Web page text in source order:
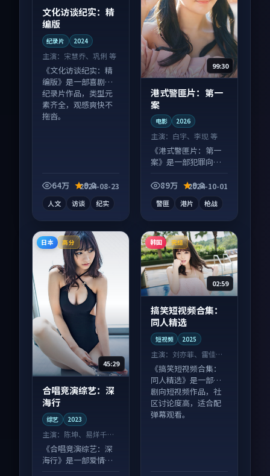
文化访谈纪实：精
编版
纪录片 2024
主演： 宋慧乔、巩俐 等
《文化访谈纪实：精
编版》是一部喜剧向
纪录片作品，类型元
素齐全，观感爽快不
拖沓。
64万 9.8
2024-08-23
人文 访谈 纪实
99:30
港式警匪片：第一
案
电影 2026
主演： 白宇、李现 等
《港式警匪片：第一
案》是一部犯罪向电
酵，适合周末一口气
89万 9.8
2024-10-01
警匪 港片 枪战
日本 高分
45:29
合唱竞演综艺：深
海行
综艺 2023
主演： 陈坤、易烊千玺
等
《合唱竞演综艺：深
海行》是一部爱情向
韩国 完结
02:59
搞笑短视频合集：
同人精选
短视频 2025
主演： 刘亦菲、雷佳音
等
《搞笑短视频合集：
同人精选》是一部喜
剧向短视频作品，社
区讨论度高，适合配
弹幕观看。